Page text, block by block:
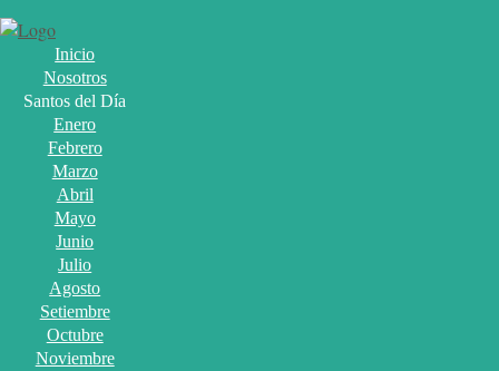
Inicio
Nosotros
Santos del Día
Enero
Febrero
Marzo
Abril
Mayo
Junio
Julio
Agosto
Setiembre
Octubre
Noviembre